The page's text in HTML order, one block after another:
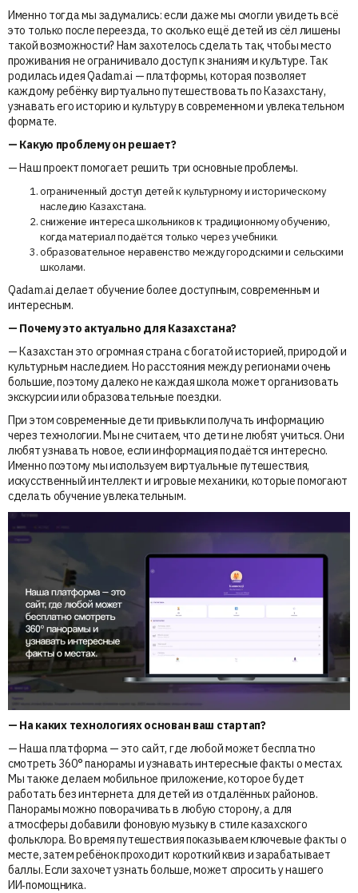
Именно тогда мы задумались: если даже мы смогли увидеть всё
это только после переезда, то сколько ещё детей из сёл лишены
такой возможности? Нам захотелось сделать так, чтобы место
проживания не ограничивало доступ к знаниям и культуре. Так
родилась идея Qadam.ai — платформы, которая позволяет
каждому ребёнку виртуально путешествовать по Казахстану,
узнавать его историю и культуру в современном и увлекательном
формате.
— Какую проблему он решает?
— Наш проект помогает решить три основные проблемы.
ограниченный доступ детей к культурному и историческому
наследию Казахстана.
снижение интереса школьников к традиционному обучению,
когда материал подаётся только через учебники.
образовательное неравенство между городскими и сельскими
школами.
Qadam.ai делает обучение более доступным, современным и
интересным.
— ⁠Почему это актуально для Казахстана?
— Казахстан это огромная страна с богатой историей, природой и
культурным наследием. Но расстояния между регионами очень
большие, поэтому далеко не каждая школа может организовать
экскурсии или образовательные поездки.
При этом современные дети привыкли получать информацию
через технологии. Мы не считаем, что дети не любят учиться. Они
любят узнавать новое, если информация подаётся интересно.
Именно поэтому мы используем виртуальные путешествия,
искусственный интеллект и игровые механики, которые помогают
сделать обучение увлекательным.
— ⁠На каких технологиях основан ваш стартап?
— Наша платформа — это сайт, где любой может бесплатно
смотреть 360° панорамы и узнавать интересные факты о местах.
Мы также делаем мобильное приложение, которое будет
работать без интернета для детей из отдалённых районов.
Панорамы можно поворачивать в любую сторону, а для
атмосферы добавили фоновую музыку в стиле казахского
фольклора. Во время путешествия показываем ключевые факты о
месте, затем ребёнок проходит короткий квиз и зарабатывает
баллы. Если захочет узнать больше, может спросить у нашего
ИИ‑помощника.